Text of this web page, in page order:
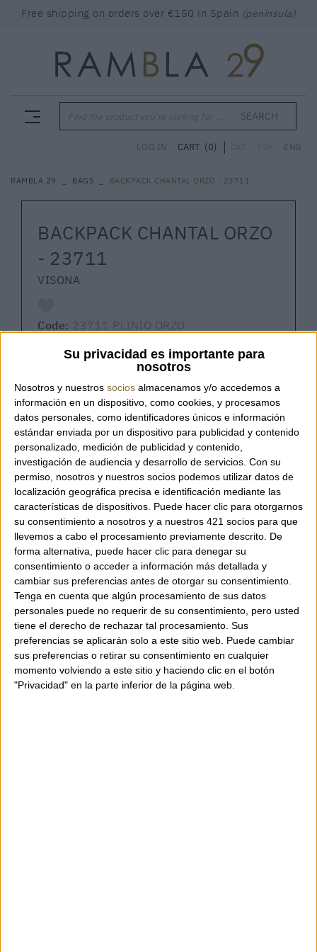
Su privacidad es importante para
nosotros
Nosotros y nuestros socios almacenamos y/o accedemos a
información en un dispositivo, como cookies, y procesamos
datos personales, como identificadores únicos e información
estándar enviada por un dispositivo para publicidad y contenido
personalizado, medición de publicidad y contenido,
investigación de audiencia y desarrollo de servicios. Con su
permiso, nosotros y nuestros socios podemos utilizar datos de
localización geográfica precisa e identificación mediante las
características de dispositivos. Puede hacer clic para otorgarnos
su consentimiento a nosotros y a nuestros 421 socios para que
llevemos a cabo el procesamiento previamente descrito. De
forma alternativa, puede hacer clic para denegar su
consentimiento o acceder a información más detallada y
cambiar sus preferencias antes de otorgar su consentimiento.
Tenga en cuenta que algún procesamiento de sus datos
personales puede no requerir de su consentimiento, pero usted
tiene el derecho de rechazar tal procesamiento. Sus
preferencias se aplicarán solo a este sitio web. Puede cambiar
sus preferencias o retirar su consentimiento en cualquier
momento volviendo a este sitio y haciendo clic en el botón
"Privacidad" en la parte inferior de la página web.
Free shipping on orders over €150 in Spain (peninsula)
Find the product you're looking for ... SEARCH
ENG
LOG IN CART (0)
RAMBLA 29 BAGS BACKPACK CHANTAL ORZO - 23711
BACKPACK CHANTAL ORZO
- 23711
VISONA
Code: 23711 PLINIO ORZO
Backpack by the Italian brand Plinio Visona'.
Features:
Lightweight backpack ideal for travel.
100% Made in Italy.
Zipper closure.
One interior pocket with zipper closure.
Front exterior pocket with zipper closure.
Adjustable straps.
Made of leather and nylon.
Dimensions: 25 x 28 x 11 cm.